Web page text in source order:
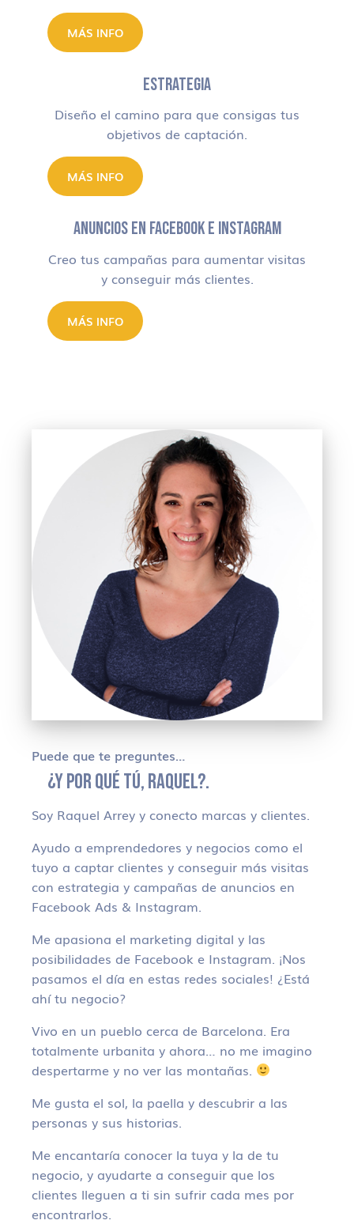
MÁS INFO
ESTRATEGIA
Diseño el camino para que consigas tus
objetivos de captación.
MÁS INFO
ANUNCIOS EN FACEBOOK E INSTAGRAM
Creo tus campañas para aumentar visitas
y conseguir más clientes.
MÁS INFO
Puede que te preguntes…
¿Y POR QUÉ TÚ, RAQUEL?.
Soy Raquel Arrey y conecto marcas y clientes.
Ayudo a emprendedores y negocios como el
tuyo a captar clientes y conseguir más visitas
con estrategia y campañas de anuncios en
Facebook Ads & Instagram.
Me apasiona el marketing digital y las
posibilidades de Facebook e Instagram. ¡Nos
pasamos el día en estas redes sociales! ¿Está
ahí tu negocio?
Vivo en un pueblo cerca de Barcelona. Era
totalmente urbanita y ahora… no me imagino
despertarme y no ver las montañas.
Me gusta el sol, la paella y descubrir a las
personas y sus historias.
Me encantaría conocer la tuya y la de tu
negocio, y ayudarte a conseguir que los
clientes lleguen a ti sin sufrir cada mes por
encontrarlos.